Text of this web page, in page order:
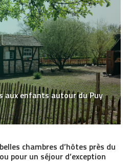
aux enfants autour du Puy
chambres d’hôtes près du
pour un séjour d’exception